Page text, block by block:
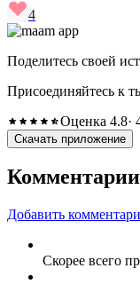
4
Поделитесь своей
Присоединяйтесь к
Оценка 4.8·
Скачать приложение
Комментарии
Добавить
Скорее всего